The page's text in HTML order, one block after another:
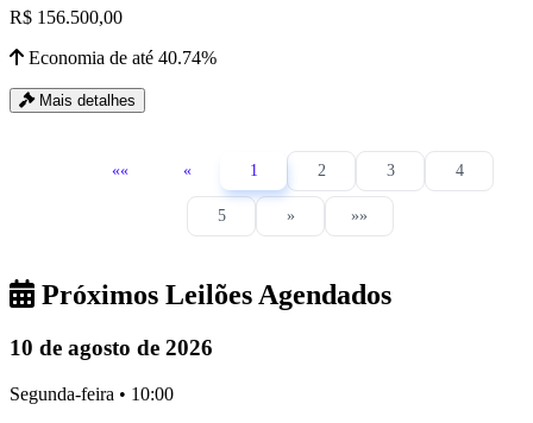
R$ 156.500,00
Economia de até 40.74%
Mais detalhes
«« « 1 2 3 4
5 » »»
Próximos Leilões Agendados
10 de agosto de 2026
Segunda-feira • 10:00